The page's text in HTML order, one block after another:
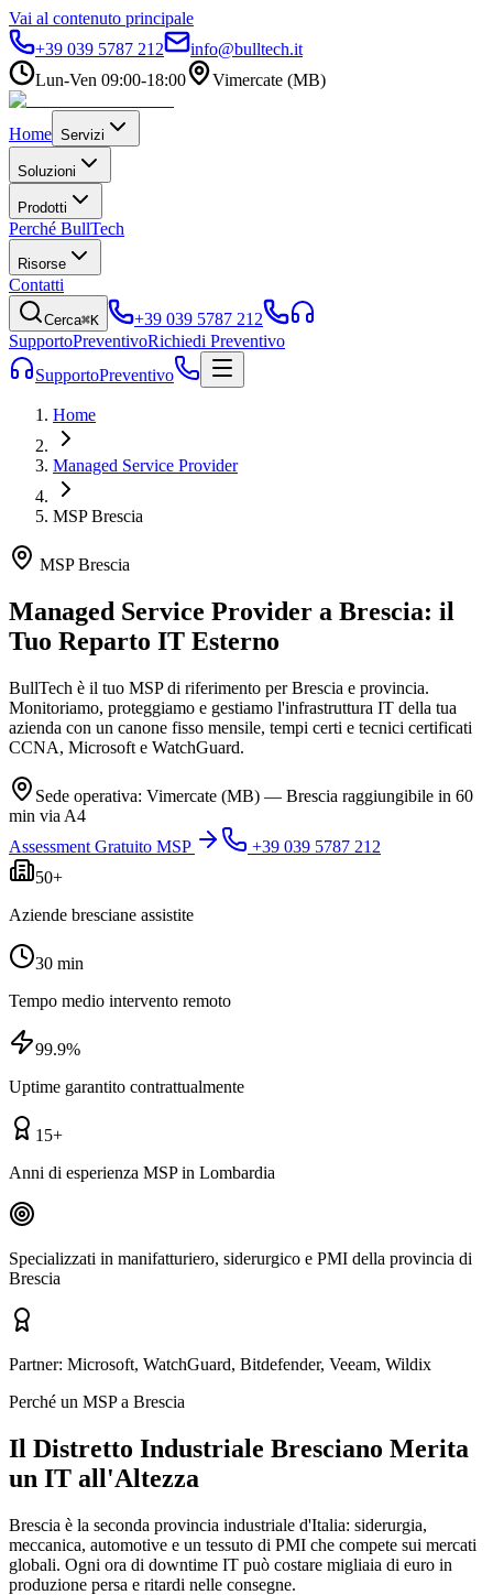
Vai al contenuto principale
+39 039 5787 212
info@bulltech.it
Lun-Ven 09:00-18:00
Vimercate (MB)
Home Servizi
Soluzioni
Prodotti
Perché BullTech
Risorse
Contatti
Cerca⌘K
+39 039 5787 212
SupportoPreventivoRichiedi Preventivo
SupportoPreventivo
Home
Managed Service Provider
MSP Brescia
MSP Brescia
Managed Service Provider a Brescia: il
Tuo Reparto IT Esterno
BullTech è il tuo MSP di riferimento per Brescia e provincia.
Monitoriamo, proteggiamo e gestiamo l'infrastruttura IT della tua
azienda con un canone fisso mensile, tempi certi e tecnici certificati
CCNA, Microsoft e WatchGuard.
Sede operativa: Vimercate (MB) — Brescia raggiungibile in 60
min via A4
Assessment Gratuito MSP
+39 039 5787 212
50+
Aziende bresciane assistite
30 min
Tempo medio intervento remoto
99.9%
Uptime garantito contrattualmente
15+
Anni di esperienza MSP in Lombardia
Specializzati in manifatturiero, siderurgico e PMI della provincia di
Brescia
Partner: Microsoft, WatchGuard, Bitdefender, Veeam, Wildix
Perché un MSP a Brescia
Il Distretto Industriale Bresciano Merita
un IT all'Altezza
Brescia è la seconda provincia industriale d'Italia: siderurgia,
meccanica, automotive e un tessuto di PMI che compete sui mercati
globali. Ogni ora di downtime IT può costare migliaia di euro in
produzione persa e ritardi nelle consegne.